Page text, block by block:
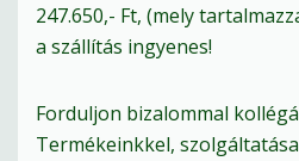
247.650,- Ft, (mely
a szállítás ingyenes!
Forduljon bizalommal
Termékeinkkel,